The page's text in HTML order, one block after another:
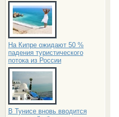
На Кипре ожидают 50 %
падения туристического
потока из России
В Тунисе вновь вводится